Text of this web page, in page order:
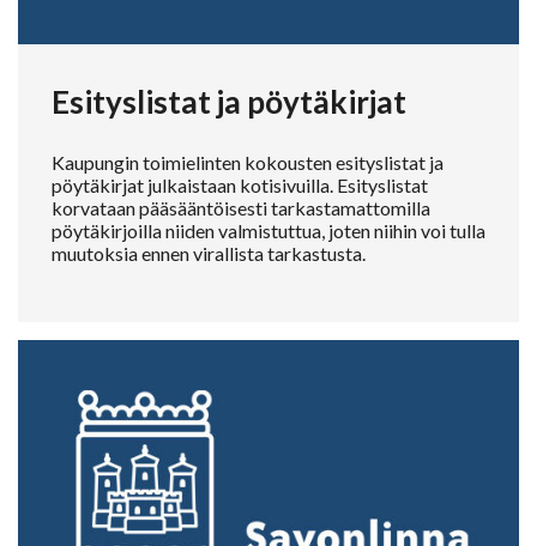
Esityslistat ja pöytäkirjat
Kaupungin toimielinten kokousten esityslistat ja
pöytäkirjat julkaistaan kotisivuilla. Esityslistat
korvataan pääsääntöisesti tarkastamattomilla
pöytäkirjoilla niiden valmistuttua, joten niihin voi tulla
muutoksia ennen virallista tarkastusta.